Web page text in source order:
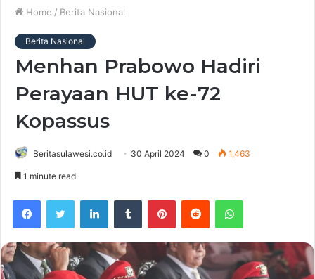
Home / Berita Nasional
Berita Nasional
Menhan Prabowo Hadiri
Perayaan HUT ke-72
Kopassus
Beritasulawesi.co.id 30 April 2024 0 1,463
1 minute read